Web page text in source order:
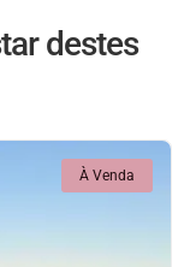
destes
À Venda